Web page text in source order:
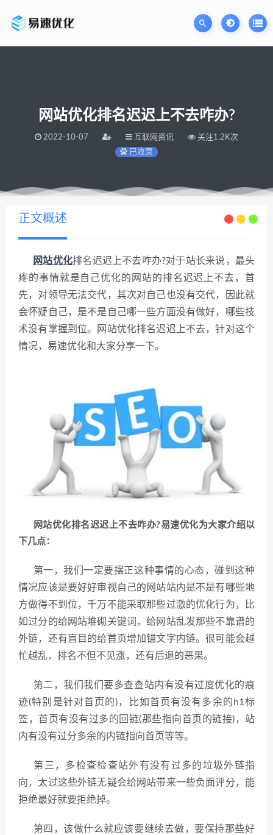
网站优化排名迟迟上不去咋办?
2022-10-07 互联网资讯
关注1.2K次
已收录
当前位置：易速网站优化公司 >网站优化排名迟迟上不去咋办?
正文概述
网站优化排名迟迟上不去咋办?对于站长来说，最头
疼的事情就是自己优化的网站的排名迟迟上不去，首
先，对领导无法交代，其次对自己也没有交代，因此就
会怀疑自己，是不是自己哪一些方面没有做好，哪些技
术没有掌握到位。网站优化排名迟迟上不去，针对这个
情况，易速优化和大家分享一下。
网站优化排名迟迟上不去咋办?易速优化为大家介绍以
下几点：
第一，我们一定要摆正这种事情的心态，碰到这种
情况应该是要好好审视自己的网站站内是不是有哪些地
方做得不到位，千万不能采取那些过激的优化行为，比
如过分的给网站堆砌关键词，给网站乱发那些不靠谱的
外链，还有盲目的给首页增加锚文字内链。很可能会越
忙越乱，排名不但不见涨，还有后退的恶果。
第二，我们我们要多查查站内有没有过度优化的痕
迹(特别是针对首页的)，比如首页有没有多余的h1标
签，首页有没有过多的回链(那些指向首页的链接)，站
内有没有过分多余的内链指向首页等等。
第三，多检查检查站外有没有过多的垃圾外链指
向，太过这些外链无疑会给网站带来一些负面评分，能
拒绝最好就要拒绝掉。
第四，该做什么就应该要继续去做，要保持那些好